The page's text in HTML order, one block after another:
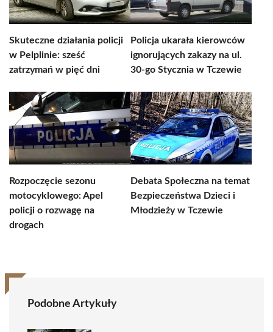
Skuteczne działania policji
w Pelplinie: sześć
zatrzymań w pięć dni
Policja ukarała kierowców
ignorujących zakazy na ul.
30-go Stycznia w Tczewie
Rozpoczęcie sezonu
motocyklowego: Apel
policji o rozwagę na
drogach
Debata Społeczna na temat
Bezpieczeństwa Dzieci i
Młodzieży w Tczewie
Podobne Artykuły